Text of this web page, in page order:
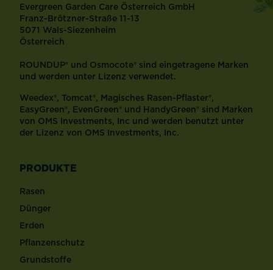
Evergreen Garden Care Österreich GmbH
Franz-Brötzner-Straße 11-13
5071 Wals-Siezenheim
Österreich
ROUNDUP® und Osmocote® sind eingetragene Marken
und werden unter Lizenz verwendet.
Weedex®, Tomcat®, Magisches Rasen-Pflaster®,
EasyGreen®, EvenGreen® und HandyGreen® sind Marken
von OMS Investments, Inc und werden benutzt unter
der Lizenz von OMS Investments, Inc.
PRODUKTE
Rasen
Dünger
Erden
Pflanzenschutz
Grundstoffe